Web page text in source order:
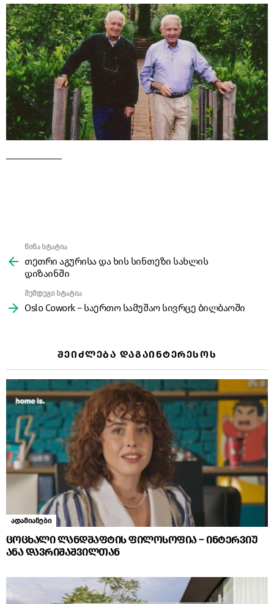
more
წინა სტატია
თეთრი აგურისა და ხის სინთეზი სახლის
დიზაინში
შემდეგი სტატია
Oslo Cowork – საერთო სამუშაო სივრცე ბილბაოში
ᲨᲔᲘᲫᲚᲔᲑᲐ ᲓᲐᲒᲐᲘᲜᲢᲔᲠᲔᲡᲝᲡ
ადამიანები
ცოცხალი ლანდშაფტის ფილოსოფია – ინტერვიუ
ანა დავრიშაშვილთან